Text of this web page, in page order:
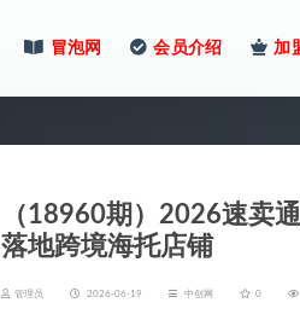
冒泡网 会员介绍 加
（18960期）2026速卖
落地跨境海托店铺
管理员 2026-06-19 中创网 0